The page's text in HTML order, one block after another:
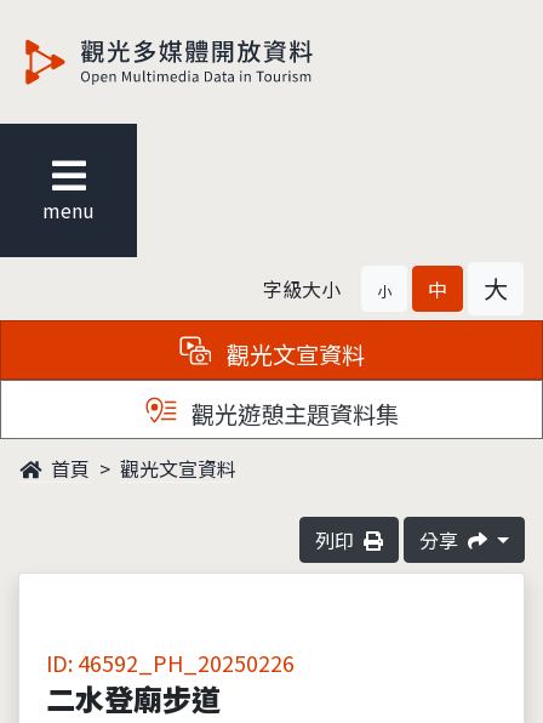
menu
字級大小 小 中 大
觀光文宣資料
觀光遊憩主題資料集
首頁 觀光文宣資料
列印 分享
ID: 46592_PH_20250226
二水登廟步道